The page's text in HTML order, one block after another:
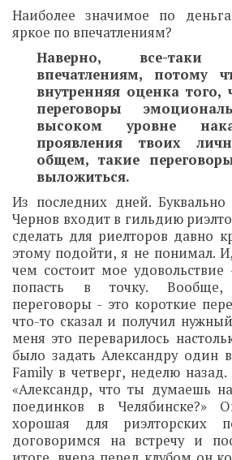
Наиболее значимое по
яркое по впечатлениям?
Наверно, все-
впечатлениям, потому
внутренняя оценка того,
переговоры
высоком уровне
проявления твоих
общем, такие
выложиться.
Из последних дней. Буквально
Чернов входит в гильдию
сделать для риелторов давно
этому подойти, я не понимал.
чем состоит мое
попасть в точку.
переговоры - это короткие
что-то сказал и получил
меня это переварилось
было задать Александру один
Family в четверг, неделю
«Александр, что ты думаешь
поединков в Челябинске?»
хорошая для риэлторских
договоримся на встречу и